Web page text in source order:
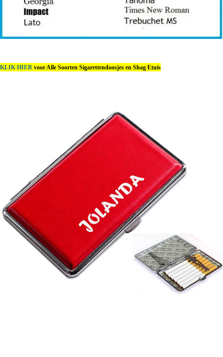
KLIK HIER voor Alle Soorten Sigarettendoosjes en Shag Etuis